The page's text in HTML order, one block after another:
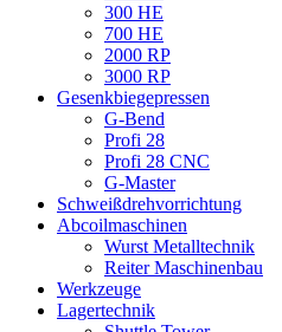
300 HE
700 HE
2000 RP
3000 RP
Gesenkbiegepressen
G-Bend
Profi 28
Profi 28 CNC
G-Master
Schweißdrehvorrichtung
Abcoilmaschinen
Wurst Metalltechnik
Reiter Maschinenbau
Werkzeuge
Lagertechnik